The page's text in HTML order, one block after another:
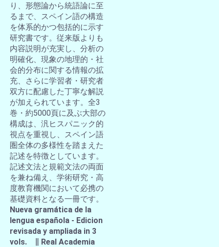
り、形態論から統語論に至
るまで、スペイン語の構造
を体系的かつ包括的に示す
研究書です。従来版よりも
内容説明が充実し、分析の
明確化、現象の地理的・社
会的分布に関する情報の拡
充、さらに学習者・研究者
双方に配慮した丁寧な解説
が加えられています。全3
巻・約5000頁に及ぶ大部の
構成は、汎ヒスパニック的
視点を重視し、スペイン語
圏全体の多様性を踏まえた
記述を特徴としています。
記述文法と規範文法の両面
を兼ね備え、学術研究・高
度教育機関において必携の
基礎資料となる一冊です。
Nueva gramática de la
lengua española - Edicion
revisada y ampliada in 3
vols. ∥ Real Academia